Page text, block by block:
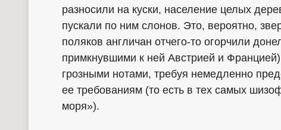
разносили на куски, население целых
пускали по ним слонов. Это, вероятно,
поляков англичан отчего-то огорчили
примкнувшими к ней Австрией и
грозными нотами, требуя немедленно
ее требованиям (то есть в тех самых
моря»).